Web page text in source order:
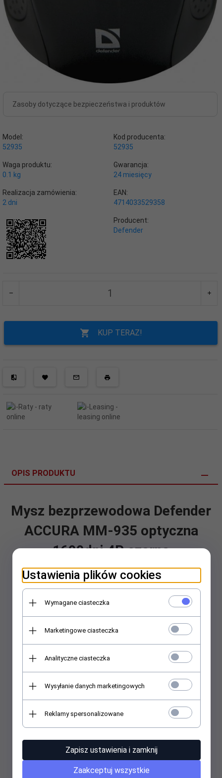
Zasoby dotyczące bezpieczeństwa i produktów
Model:
52935
Kod producenta:
52935
Waga produktu:
0.1 kg
Gwarancja:
24 miesięcy
Realizacja zamówienia:
2 dni
EAN:
4714033529358
Producent:
Defender
KUP TERAZ!
OPIS PRODUKTU
Mysz bezprzewodowa Defender
ACCURA MM-935 optyczna
1600dpi 4P czarna
Symbol producenta: 52935
EAN/UPC:4714033529358
Ustawienia plików cookies
Wymagane ciasteczka
Marketingowe ciasteczka
Analityczne ciasteczka
Wysyłanie danych marketingowych
Reklamy spersonalizowane
Zapisz ustawienia i zamknij
Zaakceptuj wszystkie